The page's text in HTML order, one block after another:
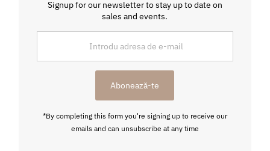
Signup for our newsletter to stay up to date on
sales and events.
de
Abonează-te
*By completing this form you're signing up to receive our
emails and can unsubscribe at any time